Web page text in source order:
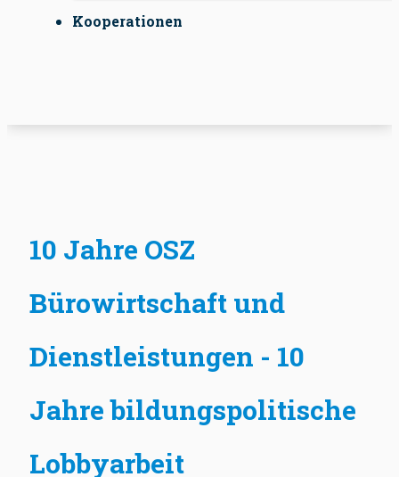
Kooperationen
10 Jahre OSZ
Bürowirtschaft und
Dienstleistungen - 10
Jahre bildungspolitische
Lobbyarbeit